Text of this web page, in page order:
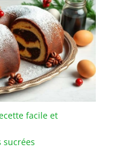
facile et
sucrées